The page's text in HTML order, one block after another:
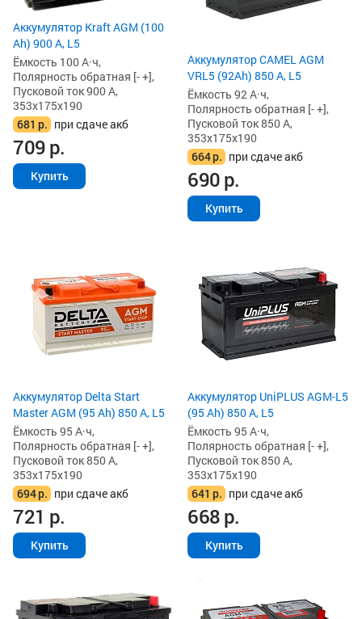
Аккумулятор Kraft AGM (100
Ah) 900 А, L5
Ёмкость 100 А·ч,
Полярность обратная [- +],
Пусковой ток 900 А,
353x175x190
681 р. при сдаче акб
709р.
Купить
Аккумулятор CAMEL AGM
VRL5 (92Ah) 850 А, L5
Ёмкость 92 А·ч,
Полярность обратная [- +],
Пусковой ток 850 А,
353x175x190
664р. при сдаче акб
690р.
Купить
Аккумулятор Delta Start
Master AGM (95 Ah) 850 А, L5
Ёмкость 95 А·ч,
Полярность обратная [- +],
Пусковой ток 850 А,
353x175x190
694р. при сдаче акб
721 р.
Купить
Аккумулятор UniPLUS AGM-L5
(95 Ah) 850 А, L5
Ёмкость 95 А·ч,
Полярность обратная [- +],
Пусковой ток 850 А,
353x175x190
641 р. при сдаче акб
668р.
Купить